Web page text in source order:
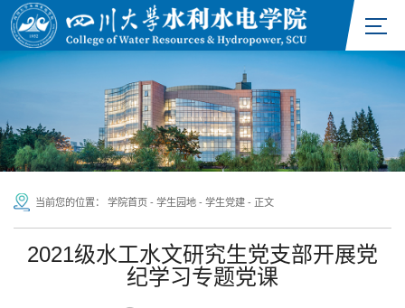
当前您的位置： 学院首页 - 学生园地 - 学生党建 - 正文
2021级水工水文研究生党支部开展党
纪学习专题党课